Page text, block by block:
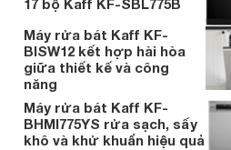
17 bộ Kaff KF-SBL775B
Máy rửa bát Kaff KF-
BISW12 kết hợp hài hòa
giữa thiết kế và công
năng
Máy rửa bát Kaff KF-
BHMI775YS rửa sạch, sấy
khô và khử khuẩn hiệu quả